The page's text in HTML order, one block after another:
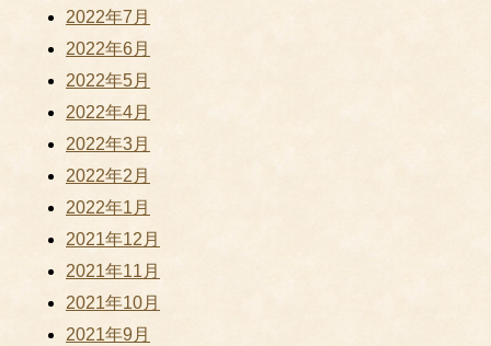
2022年7月
2022年6月
2022年5月
2022年4月
2022年3月
2022年2月
2022年1月
2021年12月
2021年11月
2021年10月
2021年9月